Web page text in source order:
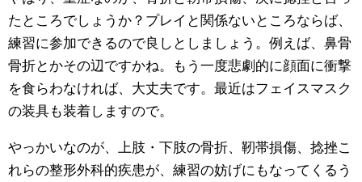
たところでしょうか？プレイと関係ないところならば、
練習に参加できるので良しとしましょう。例えば、鼻骨
骨折とかその辺ですかね。もう一度悲劇的に顔面に衝撃
を食らわなければ、大丈夫です。最近はフェイスマスク
の装具も装着しますので。
やっかいなのが、上肢・下肢の骨折、靭帯損傷、捻挫こ
れらの整形外科的疾患が、練習の妨げにもなってくるう